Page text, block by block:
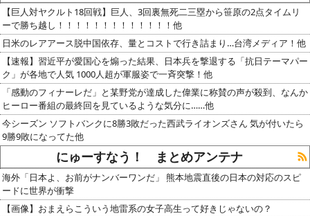
【巨人対ヤクルト18回戦】巨人、3回裏無死二三塁から笹原の2点タイムリ
ーで勝ち越し！！！！！！！！！！！！！他
日米のレアアース脱中国依存、量とコストで行き詰まり…台湾メディア！他
【速報】習近平が愛国心を煽った結果、日本兵を撃退する「抗日テーマパー
ク」が各地で人気 1000人超が軍服姿で一斉突撃！他
「感動のフィナーレだ」と某野党が達成した偉業に称賛の声が殺到、なんか
ヒーロー番組の最終回を見ているような気分に……他
今シーズン ソフトバンクに8勝3敗だった西武ライオンズさん 気が付いたら
9勝9敗になってた他
にゅーすなう！ まとめアンテナ
海外「日本よ、お前がナンバーワンだ」 熊本地震直後の日本の対応のスピ
ードに世界が衝撃
【画像】おまえらこういう地雷系の女子高生って好きじゃないの？